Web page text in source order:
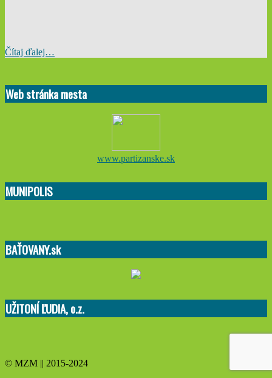
Čítaj ďalej…
12-
17
Web stránka mesta
www.partizanske.sk
MUNIPOLIS
BAŤOVANY.sk
UŽITONÍ ĽUDIA, o.z.
© MZM || 2015-2024